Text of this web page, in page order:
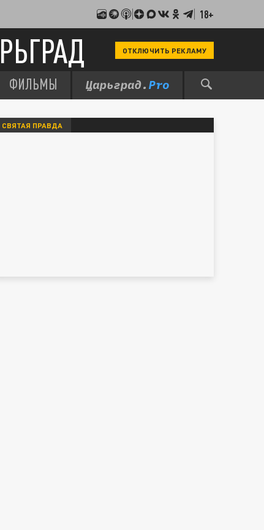
18+
ОТКЛЮЧИТЬ РЕКЛАМУ
ФИЛЬМЫ
СВЯТАЯ ПРАВДА